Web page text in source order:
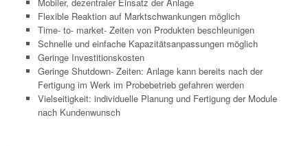
Flexible Reaktion auf Marktschwankungen möglich
Time- to- market- Zeiten von Produkten beschleunigen
Schnelle und einfache Kapazitätsanpassungen möglich
Geringe Investitionskosten
Geringe Shutdown- Zeiten: Anlage kann bereits nach der
Fertigung im Werk im Probebetrieb gefahren werden
Vielseitigkeit: individuelle Planung und Fertigung der Module
nach Kundenwunsch